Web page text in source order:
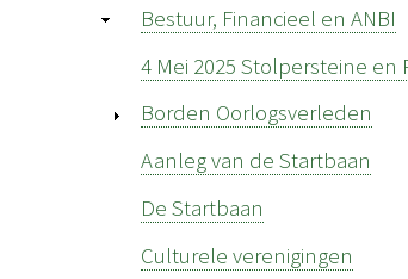
Bestuur, Financieel en ANBI
4 Mei 2025 Stolpersteine en
Borden Oorlogsverleden
Aanleg van de Startbaan
De Startbaan
Culturele verenigingen